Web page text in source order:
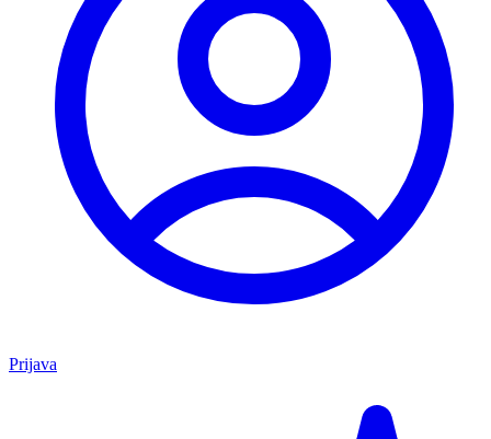
Prijava